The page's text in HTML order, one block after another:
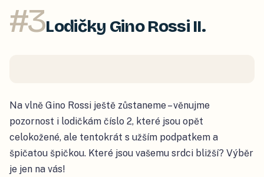
#3Lodičky Gino Rossi II.
Na vlně Gino Rossi ještě zůstaneme – věnujme
pozornost i lodičkám číslo 2, které jsou opět
celokožené, ale tentokrát s užším podpatkem a
špičatou špičkou. Které jsou vašemu srdci bližší? Výběr
je jen na vás!